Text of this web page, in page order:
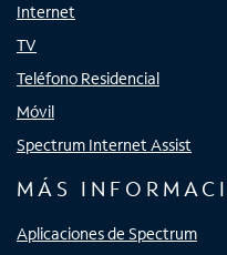
Internet
TV
Teléfono Residencial
Móvil
Spectrum Internet Assist
MÁS
Aplicaciones de Spectrum